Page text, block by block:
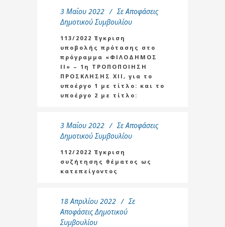
3 Μαΐου 2022 Σε Αποφάσεις
Δημοτικού Συμβουλίου
113/2022 Έγκριση
υποβολής πρότασης στο
πρόγραμμα «ΦΙΛΟΔΗΜΟΣ
ΙΙ» – 1η ΤΡΟΠΟΠΟΙΗΣΗ
ΠΡΟΣΚΛΗΣΗΣ XΙΙ, για το
υποέργο 1 με τίτλο: και το
υποέργο 2 με τίτλο:
3 Μαΐου 2022 Σε Αποφάσεις
Δημοτικού Συμβουλίου
112/2022 Έγκριση
συζήτησης θέματος ως
κατεπείγοντος
18 Απριλίου 2022
Σε
Αποφάσεις Δημοτικού
Συμβουλίου